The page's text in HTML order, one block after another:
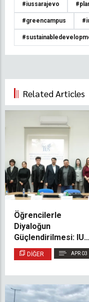
#iussarajevo
#greencampus
Related Articles
Öğrencilerle
Diyaloğun
Güçlendirilmesi: IUS
Rektörü SPIUS
Temsilcileriyle Bir
DIĞER APR 03